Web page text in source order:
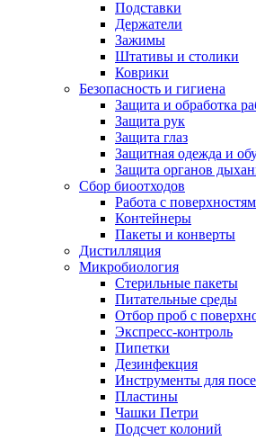
Подставки
Держатели
Зажимы
Штативы и столики
Коврики
Безопасность и гигиена
Защита и обработка
Защита рук
Защита глаз
Защитная одежда и
Защита органов
Сбор биоотходов
Работа с
Контейнеры
Пакеты и конверты
Дистилляция
Микробиология
Стерильные пакеты
Питательные среды
Отбор проб с
Экспресс-контроль
Пипетки
Дезинфекция
Инструменты для
Пластины
Чашки Петри
Подсчет колоний